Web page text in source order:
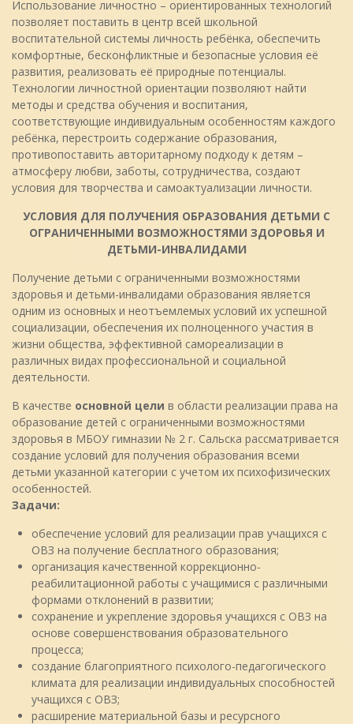
Использование личностно – ориентированных технологий
позволяет поставить в центр всей школьной
воспитательной системы личность ребёнка, обеспечить
комфортные, бесконфликтные и безопасные условия её
развития, реализовать её природные потенциалы.
Технологии личностной ориентации позволяют найти
методы и средства обучения и воспитания,
соответствующие индивидуальным особенностям каждого
ребёнка, перестроить содержание образования,
противопоставить авторитарному подходу к детям –
атмосферу любви, заботы, сотрудничества, создают
условия для творчества и самоактуализации личности.
УСЛОВИЯ ДЛЯ ПОЛУЧЕНИЯ ОБРАЗОВАНИЯ ДЕТЬМИ С
ОГРАНИЧЕННЫМИ ВОЗМОЖНОСТЯМИ ЗДОРОВЬЯ И
ДЕТЬМИ-ИНВАЛИДАМИ
Получение детьми с ограниченными возможностями
здоровья и детьми-инвалидами образования является
одним из основных и неотъемлемых условий их успешной
социализации, обеспечения их полноценного участия в
жизни общества, эффективной самореализации в
различных видах профессиональной и социальной
деятельности.
В качестве основной цели в области реализации права на
образование детей с ограниченными возможностями
здоровья в МБОУ гимназии № 2 г. Сальска рассматривается
создание условий для получения образования всеми
детьми указанной категории с учетом их психофизических
особенностей.
Задачи:
обеспечение условий для реализации прав учащихся с
ОВЗ на получение бесплатного образования;
организация качественной коррекционно-
реабилитационной работы с учащимися с различными
формами отклонений в развитии;
сохранение и укрепление здоровья учащихся с ОВЗ на
основе совершенствования образовательного
процесса;
создание благоприятного психолого-педагогического
климата для реализации индивидуальных способностей
учащихся с ОВЗ;
расширение материальной базы и ресурсного